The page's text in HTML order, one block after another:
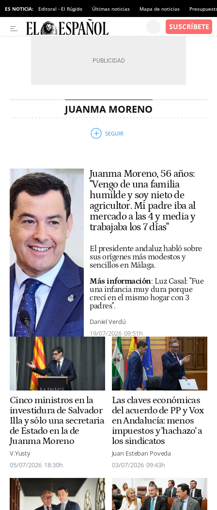
ES NOTICIA: Editoral - El Rúgido Últimas noticias Mapa de noticias
JUANMA MORENO
Juanma Moreno, 56 años:
"Vengo de una familia
humilde y soy nieto de
agricultor. Mi padre iba al
mercado a las 4 y media y
trabajaba los 7 días"
El presidente andaluz habló sobre
sus orígenes más modestos y
sencillos en Málaga.
Más información: Luz Casal: "Fue
una infancia muy dura porque
crecí en el mismo hogar con 3
padres".
Daniel Verdú
19/07/2026 09:51h
Cinco ministros en la
investidura de Salvador
Illa y sólo una secretaria
de Estado en la de
Juanma Moreno
V.Yusty
05/07/2026 18:30h
Las claves económicas
del acuerdo de PP y Vox
en Andalucía: menos
impuestos y 'hachazo' a
los sindicatos
Juan Esteban Poveda
03/07/2026 09:43h